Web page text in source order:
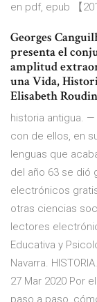
en pdf, epub 【
Georges
presenta el
amplitud
una Vida,
Elisabeth
historia antigua. —
con de ellos, en
lenguas que
del año 63 se dió
electrónicos
otras ciencias
lectores
Educativa y
Navarra.
27 Mar 2020 Por